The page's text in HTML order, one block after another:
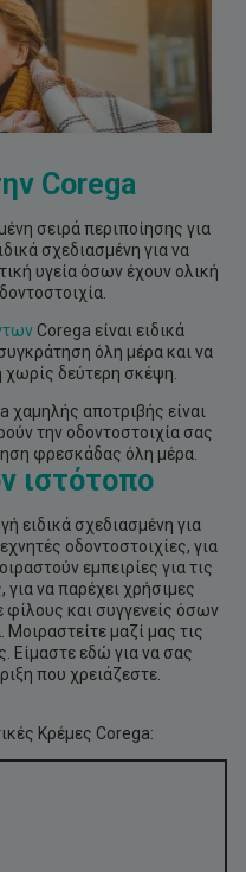
Corega
σειρά περιποίησης για
σχεδιασμένη για να
υγεία όσων έχουν ολική
Corega είναι ειδικά
όλη μέρα και να
χωρίς δεύτερη σκέψη.
χαμηλής αποτριβής είναι
την οδοντοστοιχία σας
φρεσκάδας όλη μέρα.
ιστότοπο
ειδικά σχεδιασμένη για
οδοντοστοιχίες, για
εμπειρίες για τις
για να παρέχει χρήσιμες
και συγγενείς όσων
μαζί μας τις
Είμαστε εδώ για να σας
που χρειάζεστε.
Κρέμες Corega: